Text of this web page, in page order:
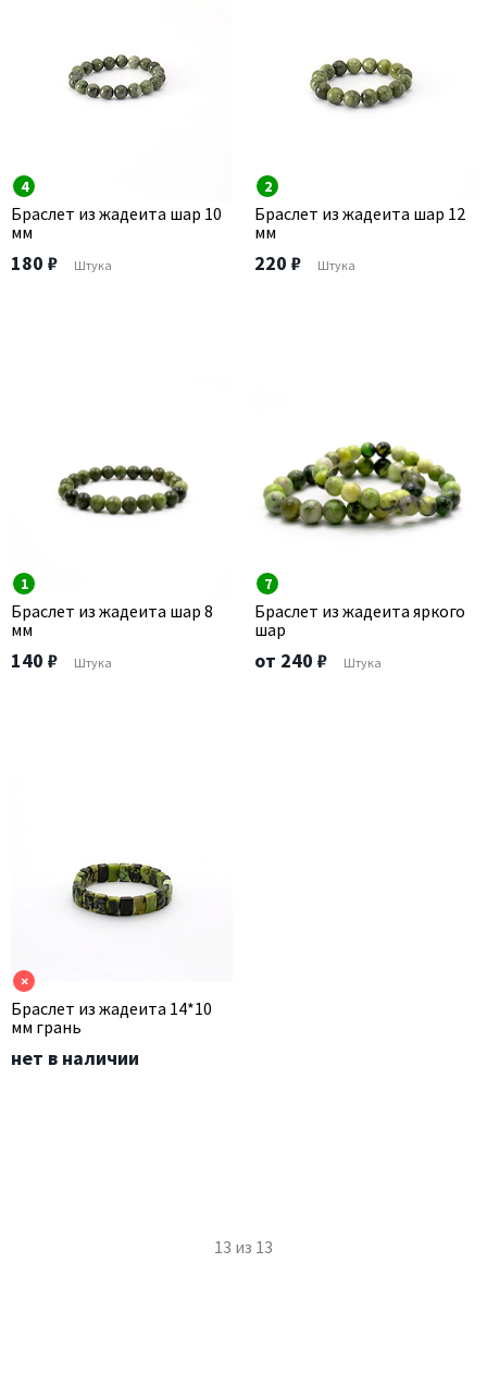
4
Браслет из жадеита шар 10
мм
180 ₽ Штука
2
Браслет из жадеита шар 12
мм
220 ₽ Штука
1
Браслет из жадеита шар 8
мм
140 ₽ Штука
7
Браслет из жадеита яркого
шар
от 240 ₽ Штука
×
Браслет из жадеита 14*10
мм грань
нет в наличии
13 из 13